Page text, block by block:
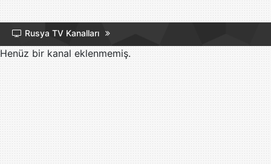
Rusya TV Kanalları
Henüz bir kanal eklenmemiş.